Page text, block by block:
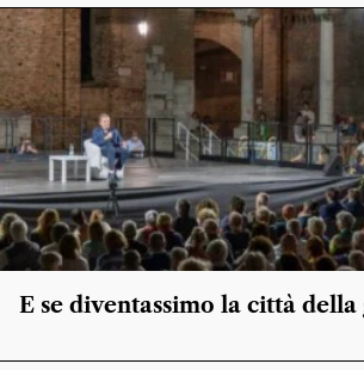
E se diventassimo la città